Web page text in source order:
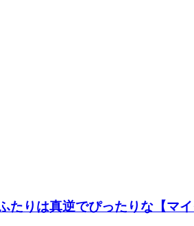
りは真逆でぴったりな【マイ